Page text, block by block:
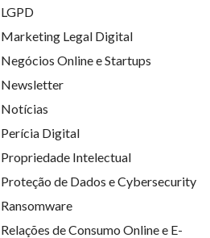
LGPD
Marketing Legal Digital
Negócios Online e Startups
Newsletter
Notícias
Perícia Digital
Propriedade Intelectual
Proteção de Dados e Cybersecurity
Ransomware
Relações de Consumo Online e E-